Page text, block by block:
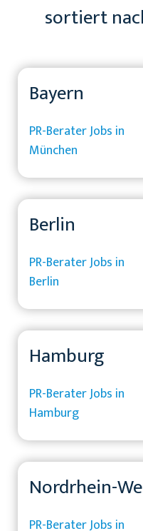
sortiert
Bayern
PR-Berater Jobs in
München
Berlin
PR-Berater Jobs in
Berlin
Hamburg
PR-Berater Jobs in
Hamburg
Nordrhein-
PR-Berater Jobs in